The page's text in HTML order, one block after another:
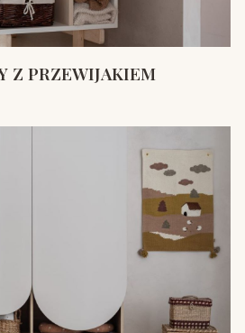
Z PRZEWIJAKIEM